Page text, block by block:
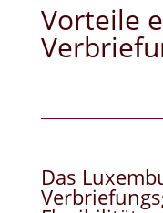
Vorteile
Das